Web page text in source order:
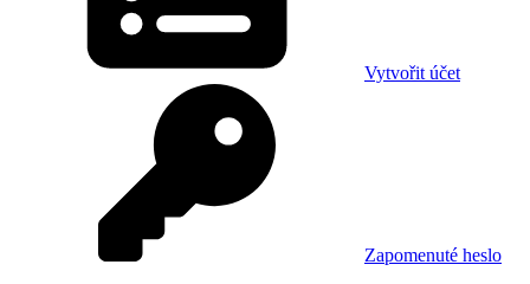
Vytvořit účet
Zapomenuté heslo